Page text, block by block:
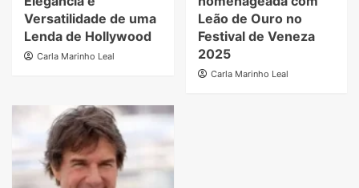
Versatilidade de uma
Lenda de Hollywood
Carla Marinho Leal
Leão de Ouro no
Festival de Veneza
2025
Carla Marinho Leal